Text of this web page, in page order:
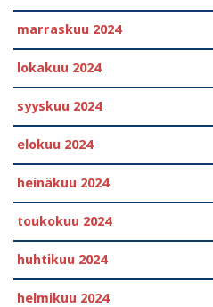
marraskuu 2024
lokakuu 2024
syyskuu 2024
elokuu 2024
heinäkuu 2024
toukokuu 2024
huhtikuu 2024
helmikuu 2024